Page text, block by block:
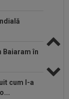
Baiaram în
cum l-a